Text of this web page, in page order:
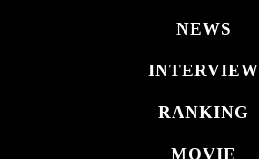
NEWS
INTERVIEW
RANKING
MOVIE